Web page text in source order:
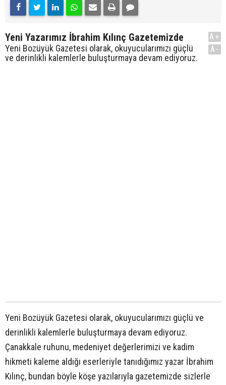
Yeni Yazarımız İbrahim Kılınç Gazetemizde
Yeni Bozüyük Gazetesi olarak, okuyucularımızı güçlü
ve derinlikli kalemlerle buluşturmaya devam ediyoruz.
A+
A-
Yeni Bozüyük Gazetesi olarak, okuyucularımızı güçlü ve
derinlikli kalemlerle buluşturmaya devam ediyoruz.
Çanakkale ruhunu, medeniyet değerlerimizi ve kadim
hikmeti kaleme aldığı eserleriyle tanıdığımız yazar İbrahim
Kılınç, bundan böyle köşe yazılarıyla gazetemizde sizlerle